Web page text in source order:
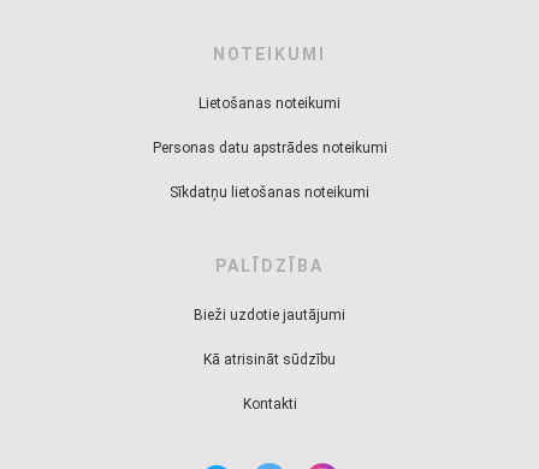
NOTEIKUMI
Lietošanas noteikumi
Personas datu apstrādes noteikumi
Sīkdatņu lietošanas noteikumi
PALĪDZĪBA
Bieži uzdotie jautājumi
Kā atrisināt sūdzību
Kontakti